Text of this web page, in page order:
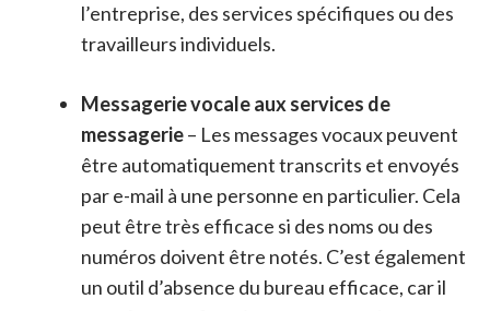
l’entreprise, des services spécifiques ou des
travailleurs individuels.
Messagerie vocale aux services de
messagerie– Les messages vocaux peuvent
être automatiquement transcrits et envoyés
par e-mail à une personne en particulier. Cela
peut être très efficace si des noms ou des
numéros doivent être notés. C’est également
un outil d’absence du bureau efficace, car il